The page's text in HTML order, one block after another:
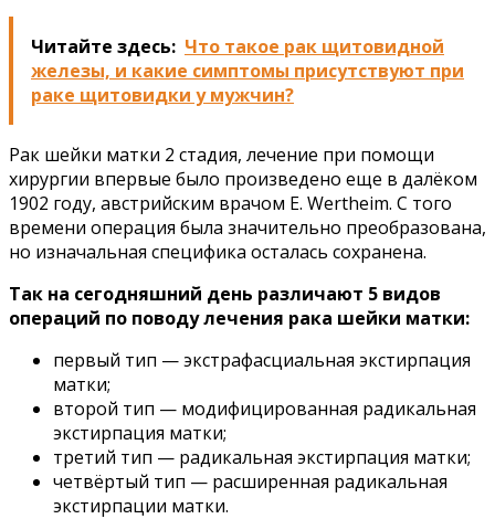
Читайте здесь: Что такое рак щитовидной
железы, и какие симптомы присутствуют при
раке щитовидки у мужчин?
Рак шейки матки 2 стадия, лечение при помощи
хирургии впервые было произведено еще в далёком
1902 году, австрийским врачом E. Wertheim. С того
времени операция была значительно преобразована,
но изначальная специфика осталась сохранена.
Так на сегодняшний день различают 5 видов
операций по поводу лечения рака шейки матки:
первый тип — экстрафасциальная экстирпация
матки;
второй тип — модифицированная радикальная
экстирпация матки;
третий тип — радикальная экстирпация матки;
четвёртый тип — расширенная радикальная
экстирпации матки.